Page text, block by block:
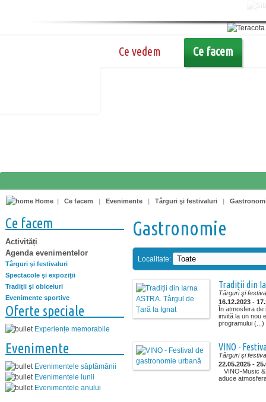
Ce vedem Ce facem
Home | Ce facem | Evenimente | Târguri şi festivaluri |
Ce facem
Activități
Agenda evenimentelor
Târguri şi festivaluri
Spectacole şi expoziţii
Tradiţii şi obiceiuri
Evenimente sportive
Oferte speciale
Experiențe memorabile
Evenimente
Evenimentele săptămânii
Evenimentele lunii
Evenimentele anului
Gastronomie
Localitate:
Tradiții din
Târguri şi
16.12.2023 -
În atmosfera de
invită la un nou
programului (...)
VINO -
Târguri şi
22.05.2025 -
VINO-Music
aduce